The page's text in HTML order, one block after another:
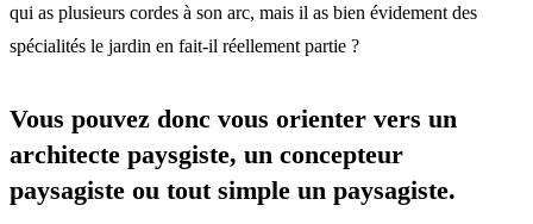
qui as plusieurs cordes à son arc, mais il as bien évidement des
spécialités le jardin en fait-il réellement partie ?
Vous pouvez donc vous orienter vers un
architecte paysgiste, un concepteur
paysagiste ou tout simple un paysagiste.